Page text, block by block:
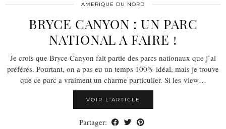
AMERIQUE DU NORD
BRYCE CANYON : UN PARC
NATIONAL A FAIRE !
Je crois que Bryce Canyon fait partie des parcs nationaux que j’ai
préférés. Pourtant, on a pas eu un temps 100% idéal, mais je trouve
que ce parc a vraiment un charme particulier. Si les view…
VOIR L’ARTICLE
Partager: